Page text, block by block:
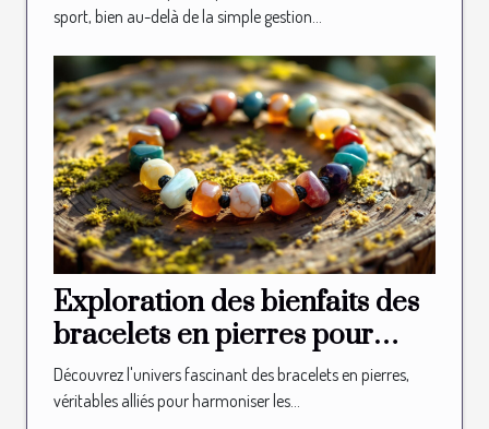
sport, bien au-delà de la simple gestion...
Exploration des bienfaits des
bracelets en pierres pour
l'équilibre des chakras
Découvrez l'univers fascinant des bracelets en pierres,
véritables alliés pour harmoniser les...